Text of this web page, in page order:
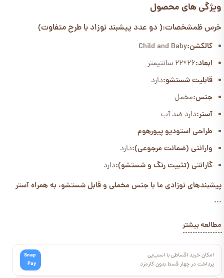
ویژگی های محصول
خرس ظمشخصات:( دو عدد پیشبند نوزاد با طرح متفاوت)
کالکشن:Child and Baby
ابعاد:26*22 سانتیمتر
قابلیت شستشو:دارد
جنس:مخمل
آستر:دارد ضد آب
طراحی استودیو پیورهوم
وارانتی (ضمانت مرجوعی):دارد
گارانتی (تثبیت رنگ و شستشو):دارد
پیشبندهای نوزادی ما با جنس مخملی و قابل شستشو، به همراه آستر
...
مطالعه بیشتر
امکان خرید اقساطی با اسنپ‌پی
پرداخت در چهار قسط بدون کارمزد
Snap
Pay